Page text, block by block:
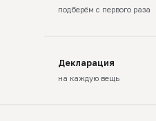
подберём с первого раза
Декларация
на каждую вещь